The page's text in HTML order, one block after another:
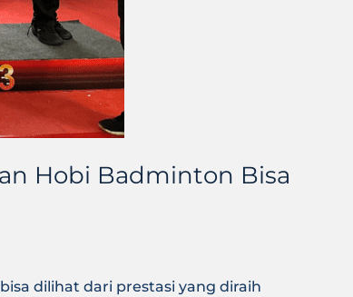
Hobi Badminton Bisa
dilihat dari prestasi yang diraih